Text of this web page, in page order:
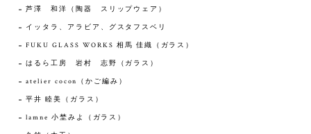
芦澤 和洋（陶器 スリップウェア）
イッタラ、アラビア、グスタフスベリ
FUKU GLASS WORKS 相馬 佳織（ガラス）
はるら工房 岩村 志野（ガラス）
atelier cocon（かご編み）
平井 睦美（ガラス）
lamne 小埜みよ（ガラス）